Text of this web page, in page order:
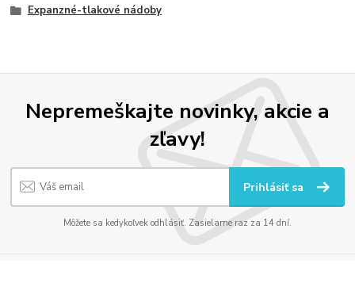
Expanzné-tlakové nádoby
Nepremeškajte novinky, akcie a
zľavy!
Prihlásiť sa
Môžete sa kedykoľvek odhlásiť. Zasielame raz za 14 dní.